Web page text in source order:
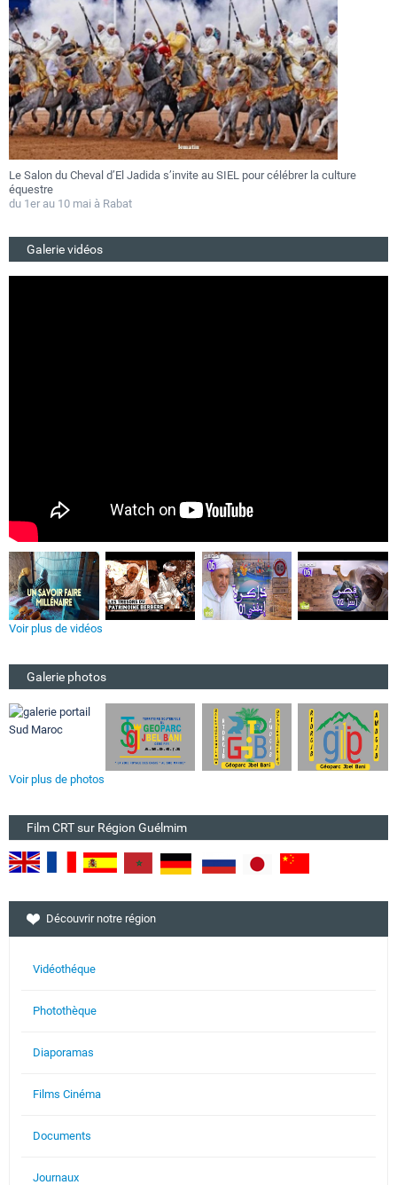
Le Salon du Cheval d’El Jadida s’invite au SIEL pour célébrer la culture
équestre
du 1er au 10 mai à Rabat
Galerie vidéos
Voir plus de vidéos
Galerie photos
Voir plus de photos
Film CRT sur Région Guélmim
Découvrir notre région
Vidéothéque
Photothèque
Diaporamas
Films Cinéma
Documents
Journaux